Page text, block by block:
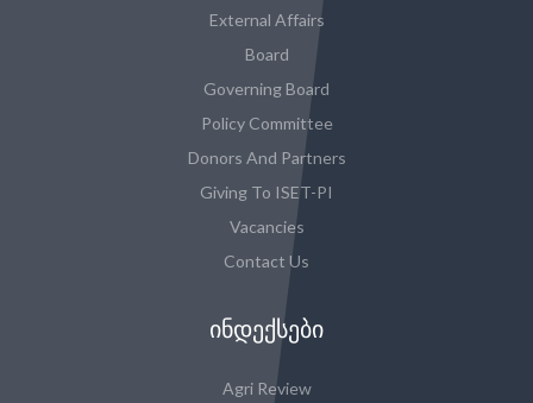
External Affairs
Board
Governing Board
Policy Committee
Donors And Partners
Giving To ISET-PI
Vacancies
Contact Us
ᲘᲜᲓᲔᲥᲡᲔᲑᲘ
Agri Review